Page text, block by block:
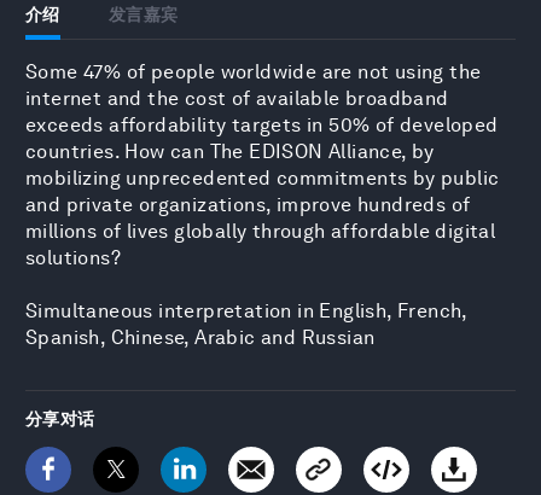
介绍 发言嘉宾
Some 47% of people worldwide are not using the
internet and the cost of available broadband
exceeds affordability targets in 50% of developed
countries. How can The EDISON Alliance, by
mobilizing unprecedented commitments by public
and private organizations, improve hundreds of
millions of lives globally through affordable digital
solutions?
Simultaneous interpretation in English, French,
Spanish, Chinese, Arabic and Russian
分享对话